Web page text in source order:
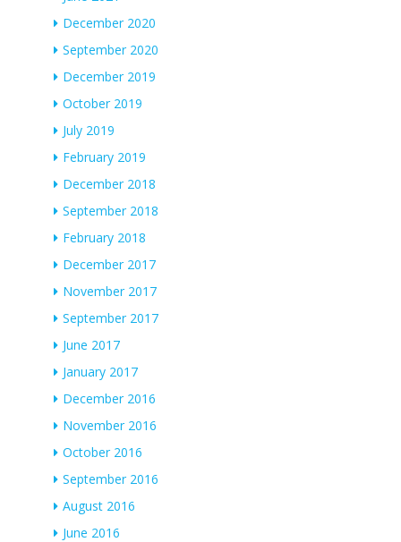
December 2020
September 2020
December 2019
October 2019
July 2019
February 2019
December 2018
September 2018
February 2018
December 2017
November 2017
September 2017
June 2017
January 2017
December 2016
November 2016
October 2016
September 2016
August 2016
June 2016